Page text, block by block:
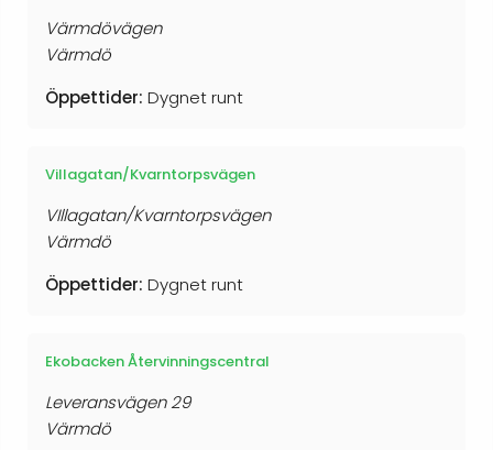
Värmdövägen
Värmdö
Öppettider: Dygnet runt
Villagatan/Kvarntorpsvägen
VIllagatan/Kvarntorpsvägen
Värmdö
Öppettider: Dygnet runt
Ekobacken Återvinningscentral
Leveransvägen 29
Värmdö